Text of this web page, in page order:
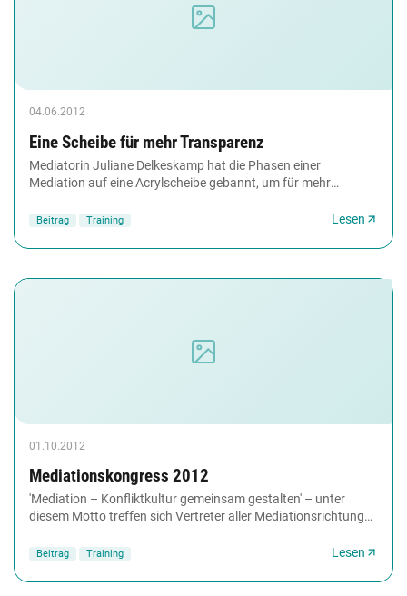
04.06.2012
Eine Scheibe für mehr Transparenz
Mediatorin Juliane Delkeskamp hat die Phasen einer
Mediation auf eine Acrylscheibe gebannt, um für mehr
Beitrag Training Lesen
01.10.2012
Mediationskongress 2012
'Mediation – Konfliktkultur gemeinsam gestalten' – unter
diesem Motto treffen sich Vertreter aller Mediationsrichtungen
Beitrag Training Lesen